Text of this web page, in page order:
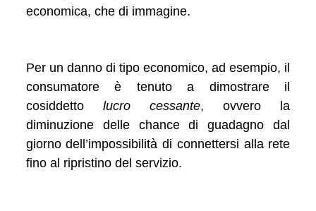
economica, che di immagine.
Per un danno di tipo economico, ad esempio, il
consumatore è tenuto a dimostrare il
cosiddetto lucro cessante, ovvero la
diminuzione delle chance di guadagno dal
giorno dell’impossibilità di connettersi alla rete
fino al ripristino del servizio.